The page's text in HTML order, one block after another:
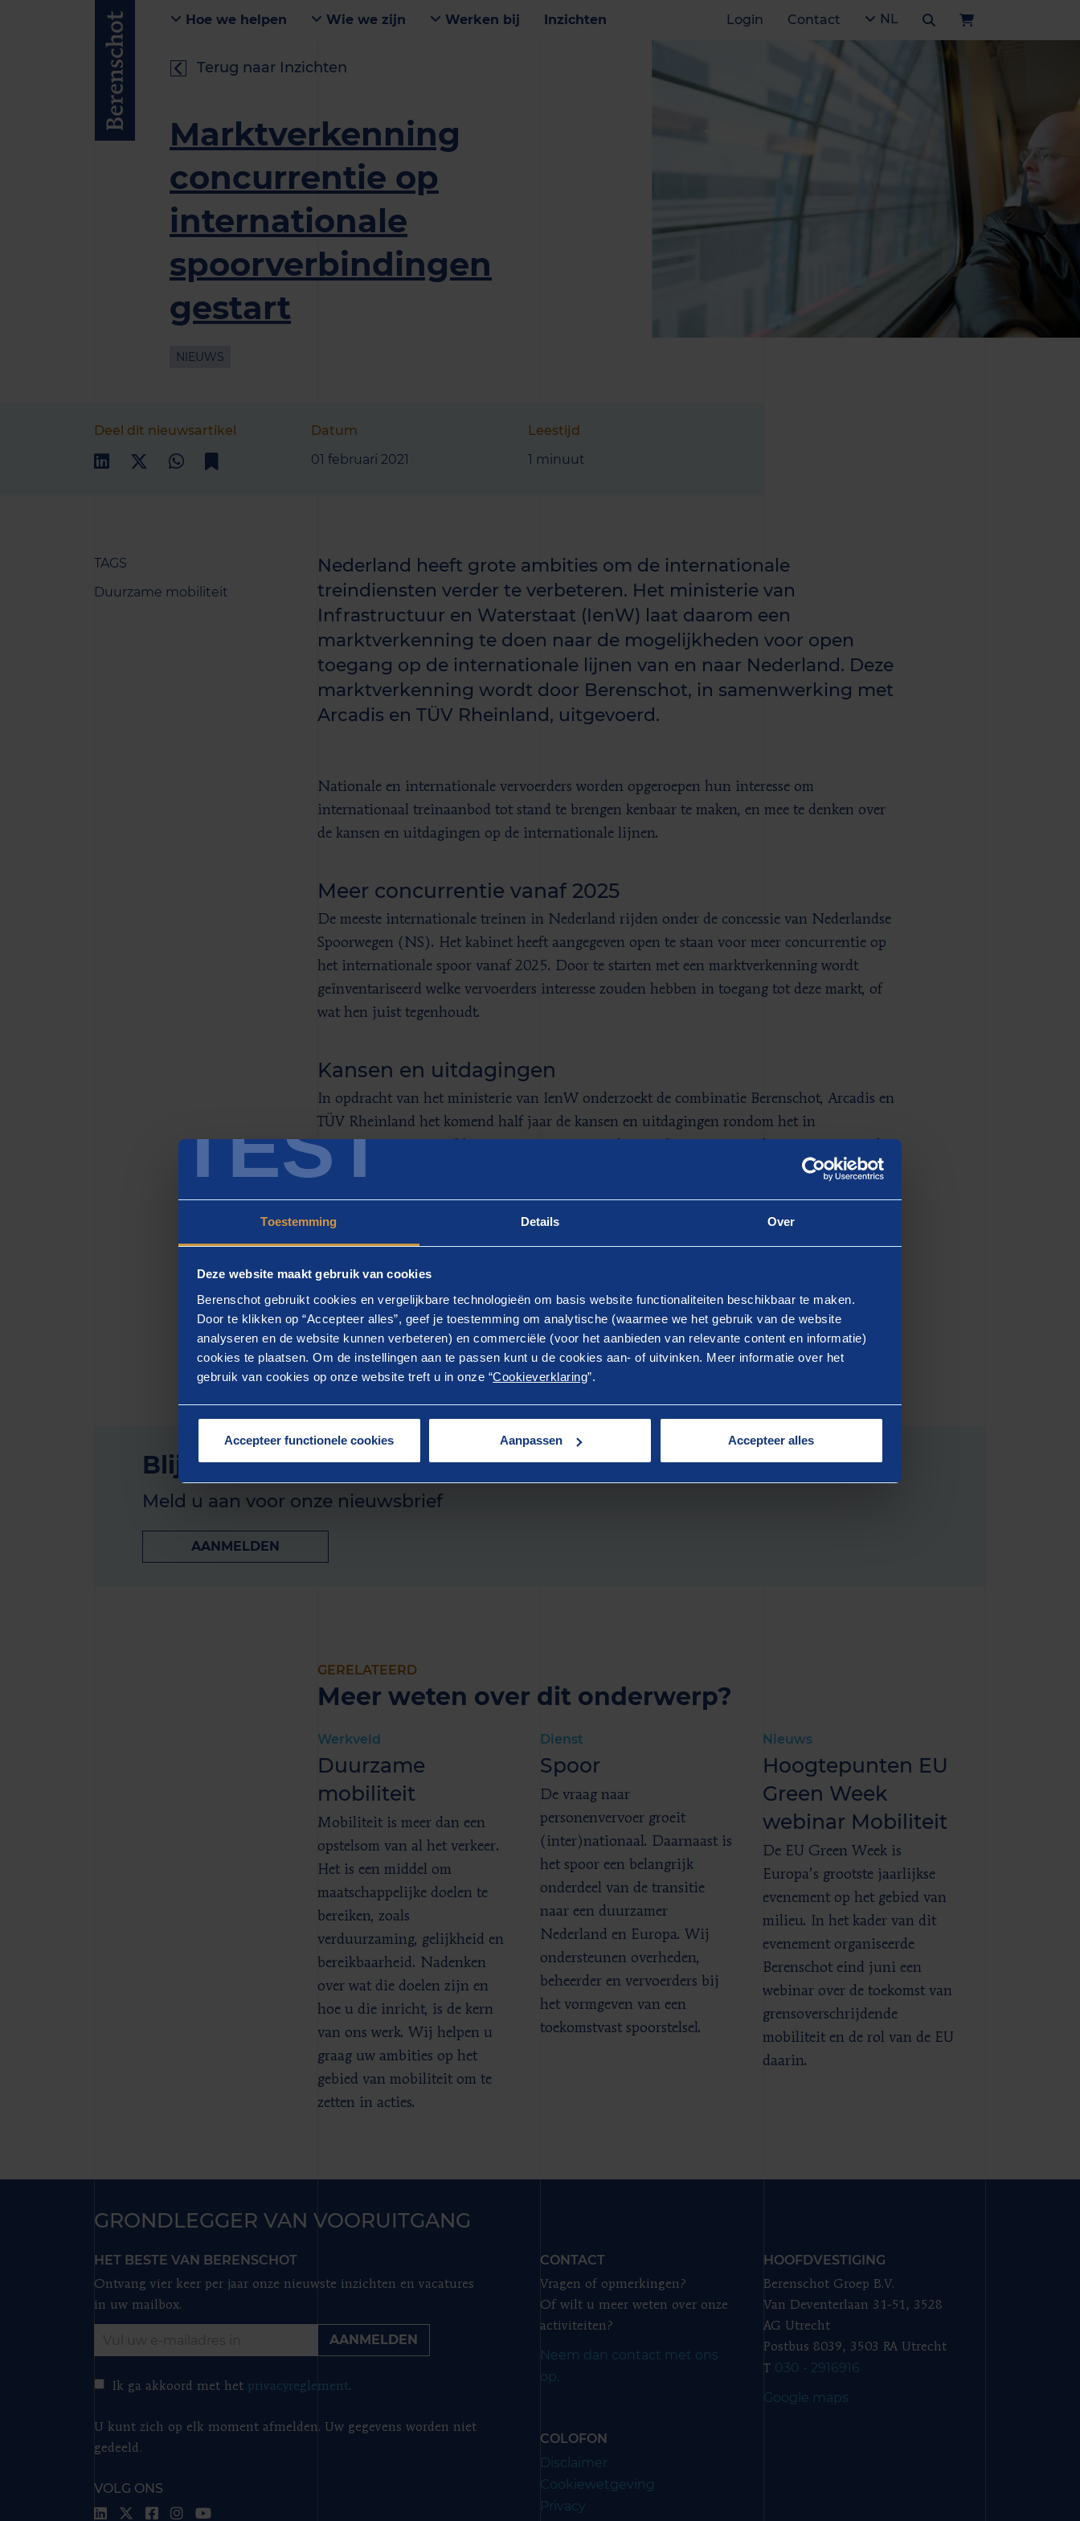
TEST
Toestemming Details Over
Deze website maakt gebruik van cookies
Berenschot gebruikt cookies en vergelijkbare technologieën om basis website functionaliteiten beschikbaar te maken.
Door te klikken op “Accepteer alles”, geef je toestemming om analytische (waarmee we het gebruik van de website
analyseren en de website kunnen verbeteren) en commerciële (voor het aanbieden van relevante content en informatie)
cookies te plaatsen. Om de instellingen aan te passen kunt u de cookies aan- of uitvinken. Meer informatie over het
gebruik van cookies op onze website treft u in onze “Cookieverklaring”.
Accepteer functionele cookies Aanpassen Accepteer alles
Hoe we helpen Wie we zijn Werken bij Inzichten Login Contact NL
Terug naar Inzichten
Marktverkenning
concurrentie op
internationale
spoorverbindingen
gestart
NIEUWS
Deel dit nieuwsartikel
Datum
01 februari 2021
Leestijd
1 minuut
TAGS
Duurzame mobiliteit
Nederland heeft grote ambities om de internationale
treindiensten verder te verbeteren. Het ministerie van
Infrastructuur en Waterstaat (IenW) laat daarom een
marktverkenning te doen naar de mogelijkheden voor open
toegang op de internationale lijnen van en naar Nederland. Deze
marktverkenning wordt door Berenschot, in samenwerking met
Arcadis en TÜV Rheinland, uitgevoerd.
Nationale en internationale vervoerders worden opgeroepen hun interesse om
internationaal treinaanbod tot stand te brengen kenbaar te maken, en mee te denken over
de kansen en uitdagingen op de internationale lijnen.
Meer concurrentie vanaf 2025
De meeste internationale treinen in Nederland rijden onder de concessie van Nederlandse
Spoorwegen (NS). Het kabinet heeft aangegeven open te staan voor meer concurrentie op
het internationale spoor vanaf 2025. Door te starten met een marktverkenning wordt
geïnventariseerd welke vervoerders interesse zouden hebben in toegang tot deze markt, of
wat hen juist tegenhoudt.
Kansen en uitdagingen
In opdracht van het ministerie van IenW onderzoekt de combinatie Berenschot, Arcadis en
TÜV Rheinland het komend half jaar de kansen en uitdagingen rondom het in
concurrentie tot stand komen van internationale treindiensten. Deze drie partijen gaan het
gesprek aan met zoveel mogelijk nationale en internationale marktpartijen, Nederlandse en
ProjectleiderKaj Mookroept geïnteresseerde partijen op om zich actief bij hem te melden:
“We zijn op zoek naar vervoerders die interesse hebben om het toekomstige internationale
treinaanbod tot stand te brengen. Wij komen graag in contact met partijen die zich hierin
herkennen.“
Blijf op de hoogte van het laatste nieuws
Meld u aan voor onze nieuwsbrief
AANMELDEN
GERELATEERD
Meer weten over dit onderwerp?
Werkveld
Duurzame
mobiliteit
Mobiliteit is meer dan een
opstelsom van al het verkeer.
Het is een middel om
maatschappelijke doelen te
bereiken, zoals
verduurzaming, gelijkheid en
bereikbaarheid. Nadenken
over wat die doelen zijn en
hoe u die inricht, is de kern
van ons werk. Wij helpen u
graag uw ambities op het
gebied van mobiliteit om te
zetten in acties.
Dienst
Spoor
De vraag naar
personenvervoer groeit
(inter)nationaal. Daarnaast is
het spoor een belangrijk
onderdeel van de transitie
naar een duurzamer
Nederland en Europa. Wij
ondersteunen overheden,
beheerder en vervoerders bij
het vormgeven van een
toekomstvast spoorstelsel.
Nieuws
Hoogtepunten EU
Green Week
webinar Mobiliteit
De EU Green Week is
Europa’s grootste jaarlijkse
evenement op het gebied van
milieu. In het kader van dit
evenement organiseerde
Berenschot eind juni een
webinar over de toekomst van
grensoverschrijdende
mobiliteit en de rol van de EU
daarin.
GRONDLEGGER VAN VOORUITGANG
HET BESTE VAN BERENSCHOT
Ontvang vier keer per jaar onze nieuwste inzichten en vacatures
in uw mailbox.
AANMELDEN
Ik ga akkoord met het privacyreglement.
U kunt zich op elk moment afmelden. Uw gegevens worden niet
gedeeld.
VOLG ONS
CONTACT
Vragen of opmerkingen?
Of wilt u meer weten over onze
activiteiten?
Neem dan contact met ons
op.
HOOFDVESTIGING
Berenschot Groep B.V.
Van Deventerlaan 31-51, 3528
AG Utrecht
Postbus 8039, 3503 RA Utrecht
T 030 - 2916916
Google maps
COLOFON
Disclaimer
Cookiewetgeving
Privacy